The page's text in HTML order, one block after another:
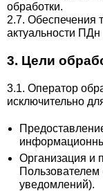
обработки.
2.7. Обеспечения
актуальности
3. Цели
3.1. Оператор
исключительно
Организация и
Пользователем
уведомлений).